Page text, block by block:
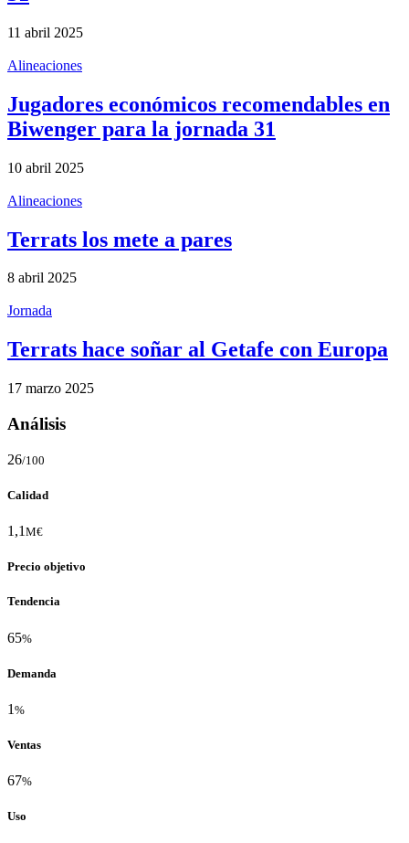
11 abril 2025
Alineaciones
Jugadores económicos recomendables en
Biwenger para la jornada 31
10 abril 2025
Alineaciones
Terrats los mete a pares
8 abril 2025
Jornada
Terrats hace soñar al Getafe con Europa
17 marzo 2025
Análisis
26/100
Calidad
1,1 M€
Precio objetivo
Tendencia
65%
Demanda
1 %
Ventas
67%
Uso